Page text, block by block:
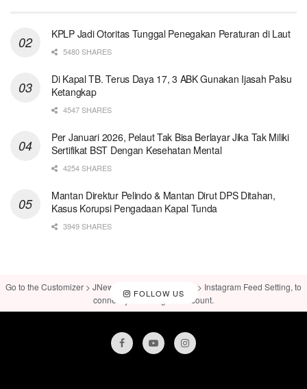
KPLP Jadi Otoritas Tunggal Penegakan Peraturan di Laut
5480 SHARES
Di Kapal TB. Terus Daya 17, 3 ABK Gunakan Ijasah Palsu
Ketangkap
4547 SHARES
Per Januari 2026, Pelaut Tak Bisa Berlayar Jika Tak Miliki
Sertifikat BST Dengan Kesehatan Mental
4254 SHARES
Mantan Direktur Pelindo & Mantan Dirut DPS Ditahan,
Kasus Korupsi Pengadaan Kapal Tunda
3949 SHARES
FOLLOW US
Go to the Customizer > JNews : Social, Like & View > Instagram Feed Setting, to
connect your Instagram account.